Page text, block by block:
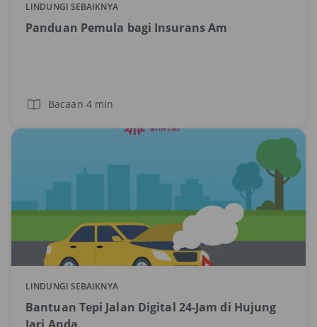
LINDUNGI SEBAIKNYA
Panduan Pemula bagi Insurans Am
Bacaan 4 min
LINDUNGI SEBAIKNYA
Bantuan Tepi Jalan Digital 24-Jam di Hujung